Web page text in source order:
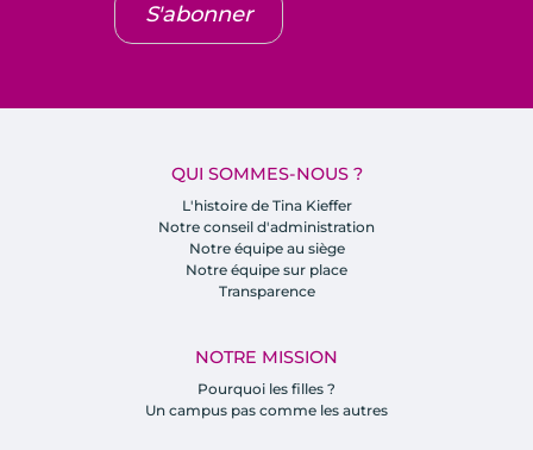
QUI SOMMES-NOUS ?
L'histoire de Tina Kieffer
Notre conseil d'administration
Notre équipe au siège
Notre équipe sur place
Transparence
NOTRE MISSION
Pourquoi les filles ?
Un campus pas comme les autres
S'abonner